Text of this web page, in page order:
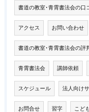
書道の教室･青霄書法会の口
アクセス お問い合わせ
書道の教室･青霄書法会の評
青霄書法会 講師依頼
スケジュール 法人向け
お問合せ 習字 こど